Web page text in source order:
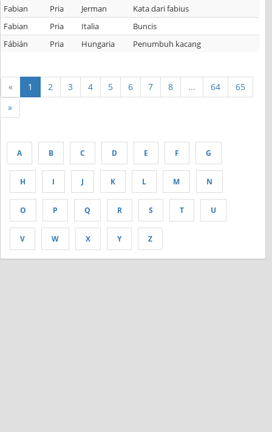
Fabian
Pria Jerman
Kata dari fabius
Fabian
Pria Italia
Buncis
Fábián
Pria Hungaria Penumbuh kacang
« 1 2 3 4 5 6 7 8 ... 64
65
»
A B C D E F G
H I J K L M N
O P Q R S T U
V W X Y Z